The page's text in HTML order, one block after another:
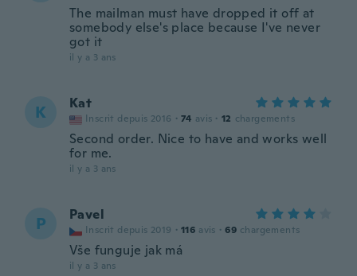
The mailman must have dropped it off at
somebody else's place because I've never
got it
il y a 3 ans
K Kat
Inscrit depuis 2016 · 74 avis · 12 chargements
Second order. Nice to have and works well
for me.
il y a 3 ans
P Pavel
Inscrit depuis 2019 · 116 avis · 69 chargements
Vše funguje jak má
il y a 3 ans